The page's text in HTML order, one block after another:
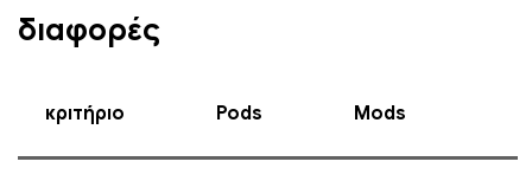
διαφορές
κριτήριο Pods Mods